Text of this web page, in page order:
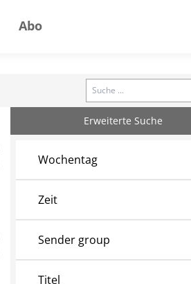
Abo
Search
Erweiterte Suche
Wochentag
Zeit
Sender group
Titel